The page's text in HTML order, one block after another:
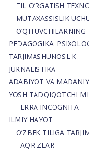
TIL O’RGATISH
MUTAXASSISLIK
PEDAGOGIKA.
TARJIMASHUNOSLIK
JURNALISTIKA
ADABIYOT VA
YOSH TADQIQOTCHI
TERRA INCOGNITA
ILMIY HAYOT
O’ZBEK TILIGA
TAQRIZLAR